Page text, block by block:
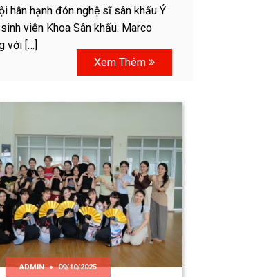
hân hạnh đón nghệ sĩ sân khấu Ý
viên Khoa Sân khấu. Marco
với […]
Xem Thêm
ADMIN 09/10/2025